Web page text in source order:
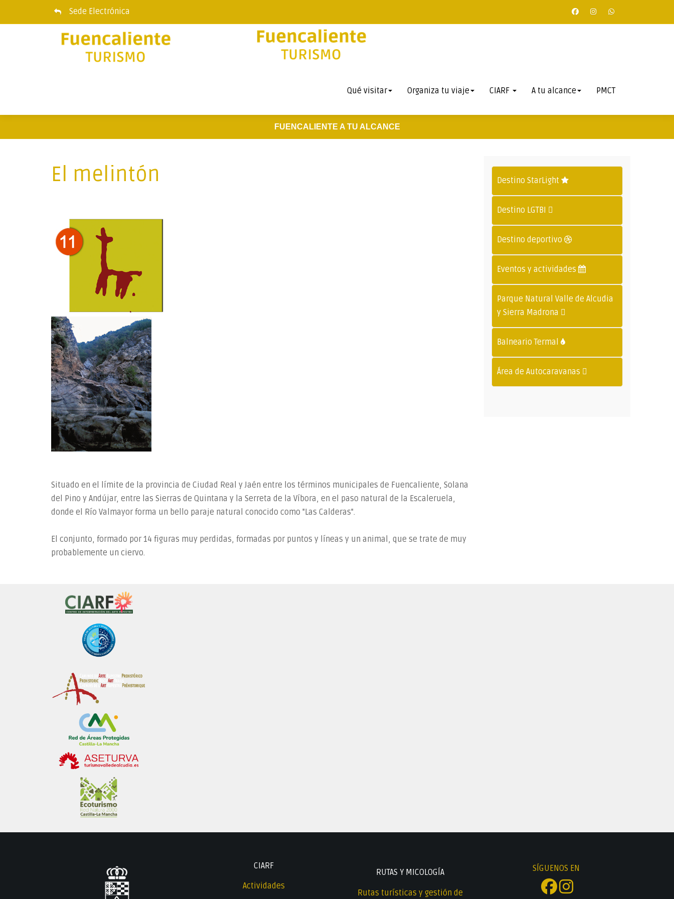
Sede Electrónica
Qué visitar Organiza tu viaje CIARF A tu alcance PMCT
FUENCALIENTE A TU ALCANCE
El melintón
Situado en el límite de la provincia de Ciudad Real y Jaén entre los términos municipales de Fuencaliente, Solana
del Pino y Andújar, entre las Sierras de Quintana y la Serreta de la Víbora, en el paso natural de la Escaleruela,
donde el Río Valmayor forma un bello paraje natural conocido como "Las Calderas".
El conjunto, formado por 14 figuras muy perdidas, formadas por puntos y líneas y un animal, que se trate de muy
probablemente un ciervo.
Destino StarLight
Destino LGTBI
Destino deportivo
Eventos y actividades
Parque Natural Valle de Alcudia
y Sierra Madrona
Balneario Termal
Área de Autocaravanas
CIARF
Actividades
RUTAS Y MICOLOGÍA
Rutas turísticas y gestión de
SÍGUENOS EN